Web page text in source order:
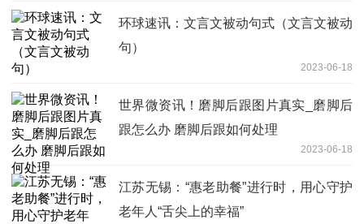
环球速讯：文言文被动句式（文言文被动
句）
2023-06-18
世界微资讯！磨脚后跟图片真实_磨脚后
跟怎么办 磨脚后跟如何处理
2023-06-18
江苏无锡：“惠老助餐”进行时，用心守护
老年人“舌尖上的幸福”